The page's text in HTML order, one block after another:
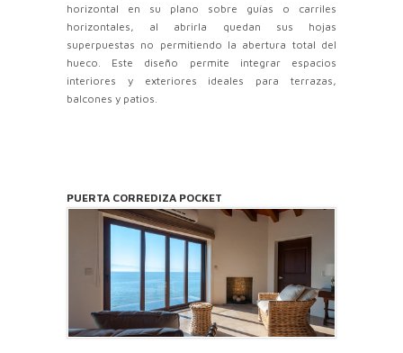
horizontal en su plano sobre guías o carriles
horizontales, al abrirla quedan sus hojas
superpuestas no permitiendo la abertura total del
hueco. Este diseño permite integrar espacios
interiores y exteriores ideales para terrazas,
balcones y patios.
PUERTA CORREDIZA POCKET